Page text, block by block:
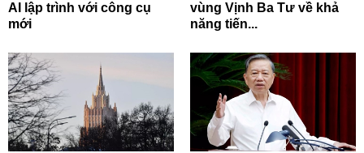
AI lập trình với công cụ
mới
vùng Vịnh Ba Tư về khả
năng tiến...